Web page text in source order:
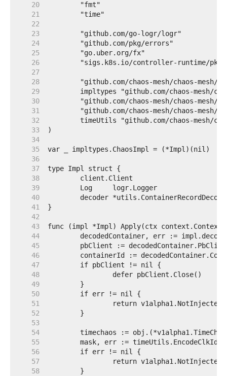
    20
    21
    22
    23
    24
    25
    26
    27
    28
    29
    30
    31
    32
    33
    34
    35
    36
    37
    38
    39
    40
    41
    42
    43
    44
    45
    46
    47
    48
    49
    50
    51
    52
    53
    54
    55
    56
    57
    58